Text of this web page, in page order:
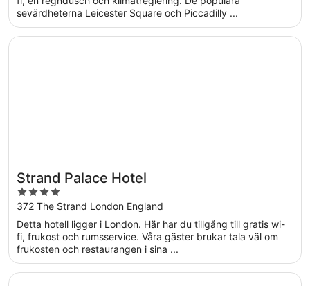
sevärdheterna Leicester Square och Piccadilly ...
Strand Palace Hotel
4
out
of
5
372 The Strand London England
Detta hotell ligger i London. Här har du tillgång till gratis wi-
fi, frukost och rumsservice. Våra gäster brukar tala väl om
frukosten och restaurangen i sina ...
Öppnas i ett nytt fönster
Strand Palace Hotel
Öppnas i ett nytt fönster
Princes Gardens